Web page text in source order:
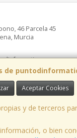
de
Aceptar Cookies
y de terceros
o bien
46 Parcela 45
, Murcia
de 16:30h a 20:00h